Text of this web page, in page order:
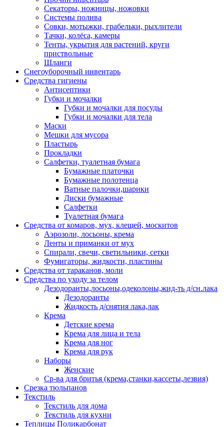
Секаторы, ножницы, ножовки
Системы полива
Совки, мотыжки, грабельки, рыхлители
Тачки, колёса, камеры
Тенты, укрытия для растений, круги
приствольные
Шланги
Снегоуборочный инвентарь
Средства гигиены
Антисептики
Губки и мочалки
Губки и мочалки для посуды
Губки и мочалки для тела
Маски
Мешки для мусора
Пластырь
Прокладки
Салфетки, туалетная бумага
Бумажные платочки
Бумажные полотенца
Ватные палочки,шарики
Диски бумажные
Салфетки
Туалетная бумага
Средства от комаров, мух, клещей, москитов
Аэрозоли, лосьоны, крема
Ленты и приманки от мух
Спирали, свечи, светильники, сетки
Фумигаторы, жидкости, пластины
Средства от тараканов, моли
Средства по уходу за телом
Дезодоранты,лосьоны,одеколоны,жид-ть д/сн.лака
Дезодоранты
Жидкость д/снятия лака,лак
Крема
Детские крема
Крема для лица и тела
Крема для ног
Крема для рук
Наборы
Женские
Ср-ва для бритья (крема,станки,кассеты,лезвия)
Срезка тюльпанов
Текстиль
Текстиль для дома
Текстиль для кухни
Теплицы Поликарбонат